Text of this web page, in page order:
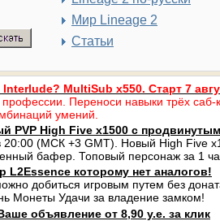
Мир Lineage 2
Статьи
MultiSub x550. Старт 7
Переноси навыки трёх саб-
умений.
PVP High Five x1500 с
(МСК +3 GMT). Новый High Five
бафер. Топовый персонаж за 1
L2Essence которому нет аналогов!
добиться игровым путем без
Монеты Удачи за владение замком!
объявление от 8,90 у.е. за клик